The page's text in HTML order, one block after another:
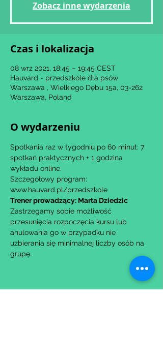
Zobacz inne wydarzenia
Czas i lokalizacja
08 wrz 2021, 18:45 – 19:45 CEST
Hauvard - przedszkole dla psów
Warszawa , Wielkiego Dębu 15a, 03-262
Warszawa, Poland
O wydarzeniu
Spotkania raz w tygodniu po 60 minut: 7
spotkań praktycznych + 1 godzina
wykładu online.
Szczegółowy program:
www.hauvard.pl/przedszkole
Trener prowadzący: Marta Dziedzic
Zastrzegamy sobie możliwość
przesunięcia rozpoczęcia kursu lub
anulowania go w przypadku nie
uzbierania się minimalnej liczby osób na
grupę.